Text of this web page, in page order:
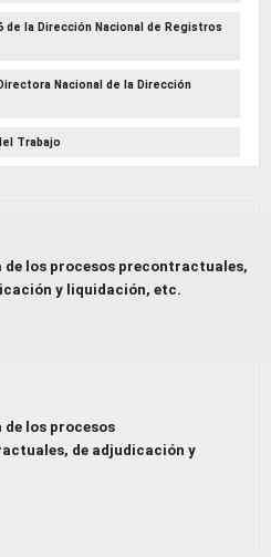
la Dirección Nacional de Registros
Nacional de la Dirección
Trabajo
los procesos precontractuales,
y liquidación, etc.
los procesos
de adjudicación y